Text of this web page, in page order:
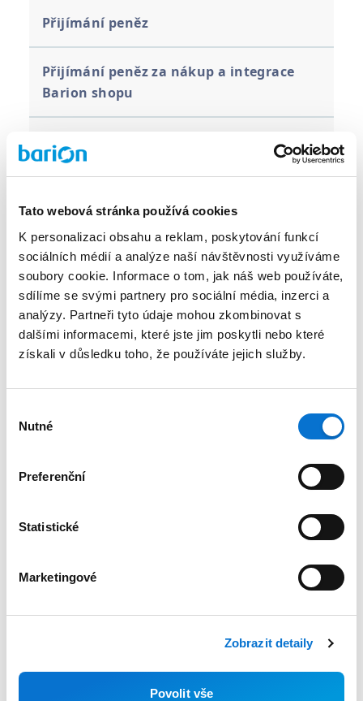
Tato webová stránka používá cookies
K personalizaci obsahu a reklam, poskytování funkcí
sociálních médií a analýze naší návštěvnosti využíváme
soubory cookie. Informace o tom, jak náš web používáte,
sdílíme se svými partnery pro sociální média, inzerci a
analýzy. Partneři tyto údaje mohou zkombinovat s
dalšími informacemi, které jste jim poskytli nebo které
získali v důsledku toho, že používáte jejich služby.
souhlasu
Nutné
Preferenční
Statistické
Marketingové
Zobrazit detaily
Povolit vše
Přijímání peněz
Přijímání peněz za nákup a integrace
Barion shopu
Odstranění limitů pro organizace
Zrušení
Další otázky týkající se používání
peněženky Barion
Nové cenové balíčky 2025
Kontakty
hello@barion.com
(+420) 226 400 269